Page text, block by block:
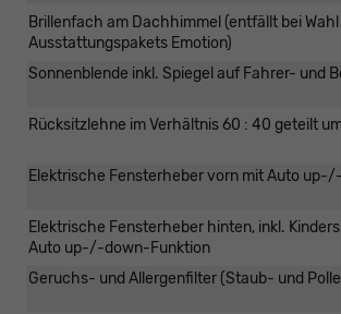
Brillenfach am Dachhimmel (entfällt bei
Ausstattungspakets Emotion)
Sonnenblende inkl. Spiegel auf Fahrer- und
Rücksitzlehne im Verhältnis 60 : 40 geteilt
Elektrische Fensterheber vorn mit Auto
Elektrische Fensterheber hinten, inkl.
Auto up-/-down-Funktion
Geruchs- und Allergenfilter (Staub- und